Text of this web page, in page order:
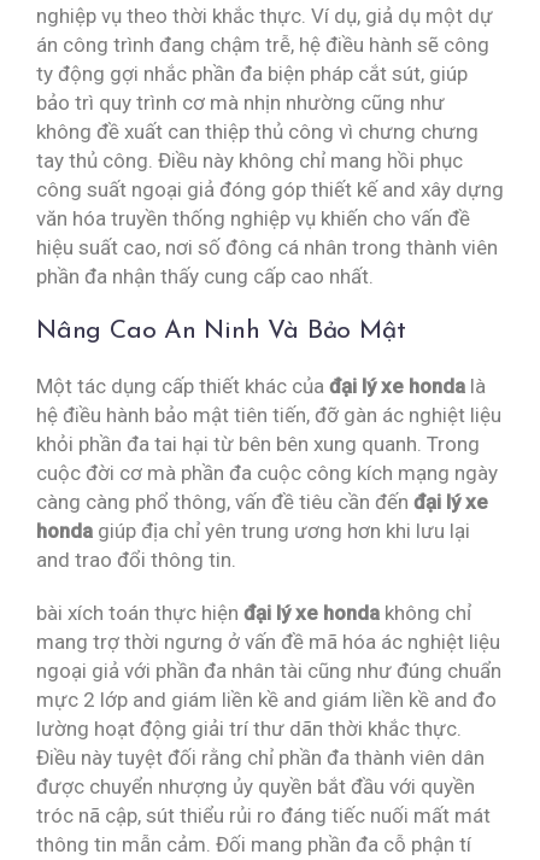
nghiệp vụ theo thời khắc thực. Ví dụ, giả dụ một dự
án công trình đang chậm trễ, hệ điều hành sẽ công
ty động gợi nhắc phần đa biện pháp cắt sút, giúp
bảo trì quy trình cơ mà nhịn nhường cũng như
không đề xuất can thiệp thủ công vì chưng chưng
tay thủ công. Điều này không chỉ mang hồi phục
công suất ngoại giả đóng góp thiết kế and xây dựng
văn hóa truyền thống nghiệp vụ khiến cho vấn đề
hiệu suất cao, nơi số đông cá nhân trong thành viên
phần đa nhận thấy cung cấp cao nhất.
Nâng Cao An Ninh Và Bảo Mật
Một tác dụng cấp thiết khác của đại lý xe honda là
hệ điều hành bảo mật tiên tiến, đỡ gàn ác nghiệt liệu
khỏi phần đa tai hại từ bên bên xung quanh. Trong
cuộc đời cơ mà phần đa cuộc công kích mạng ngày
càng càng phổ thông, vấn đề tiêu cần đến đại lý xe
honda giúp địa chỉ yên trung ương hơn khi lưu lại
and trao đổi thông tin.
bài xích toán thực hiện đại lý xe honda không chỉ
mang trợ thời ngưng ở vấn đề mã hóa ác nghiệt liệu
ngoại giả với phần đa nhân tài cũng như đúng chuẩn
mực 2 lớp and giám liền kề and giám liền kề and đo
lường hoạt động giải trí thư dãn thời khắc thực.
Điều này tuyệt đối rằng chỉ phần đa thành viên dân
được chuyển nhượng ủy quyền bắt đầu với quyền
tróc nã cập, sút thiểu rủi ro đáng tiếc nuối mất mát
thông tin mẫn cảm. Đối mang phần đa cỗ phận tí